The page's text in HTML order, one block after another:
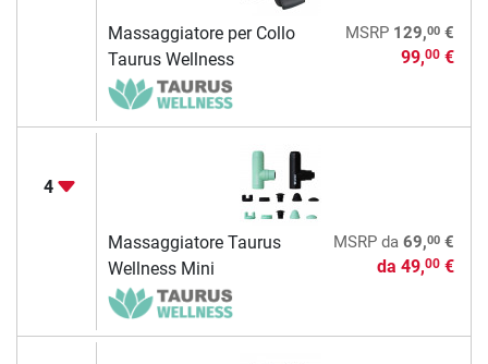
Massaggiatore per Collo
Taurus Wellness
MSRP 129,00€
99,00€
4
Massaggiatore Taurus
Wellness Mini
MSRPda 69,00€
da 49,00€